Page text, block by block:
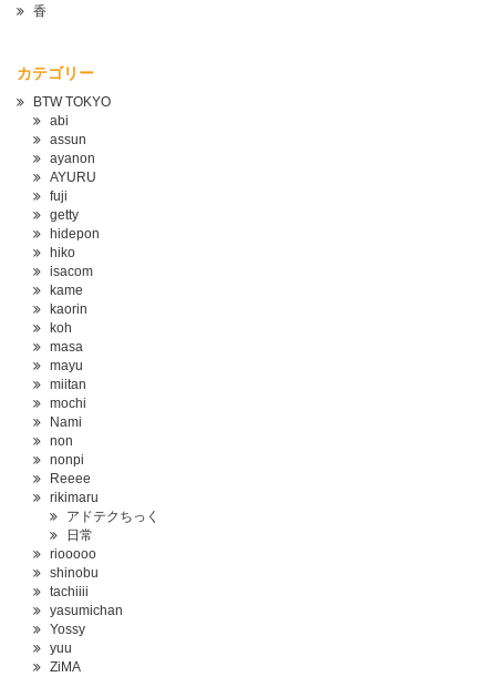
香
カテゴリー
BTW TOKYO
abi
assun
ayanon
AYURU
fuji
getty
hidepon
hiko
isacom
kame
kaorin
koh
masa
mayu
miitan
mochi
Nami
non
nonpi
Reeee
rikimaru
アドテクちっく
日常
riooooo
shinobu
tachiiii
yasumichan
Yossy
yuu
ZiMA